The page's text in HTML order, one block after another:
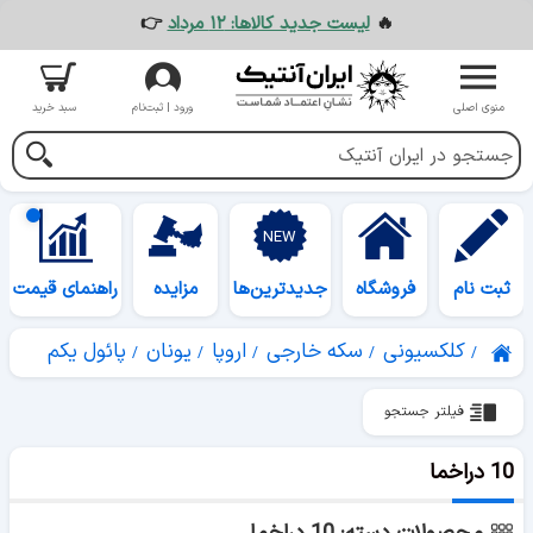
🔥لیست جدید کالاها: ۱۲ مرداد 👉
منوی اصلی ورود | ثبت‌نام سبد خرید
ثبت نام فروشگاه جدیدترین‌ها مزایده راهنمای قیمت
کلکسیونی سکه خارجی اروپا یونان پائول یکم
فیلتر جستجو
10 دراخما